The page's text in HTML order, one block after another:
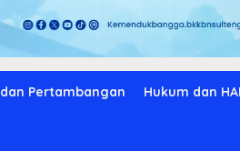
Pertambangan Hukum dan